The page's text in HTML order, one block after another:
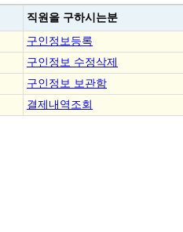
직원을 구하시는분
구인정보등록
구인정보 수정삭제
구인정보 보관함
결제내역조회